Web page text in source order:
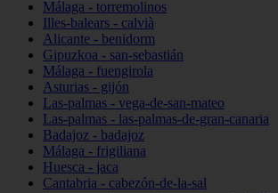
Málaga - torremolinos
Illes-balears - calvià
Alicante - benidorm
Gipuzkoa - san-sebastián
Málaga - fuengirola
Asturias - gijón
Las-palmas - vega-de-san-mateo
Las-palmas - las-palmas-de-gran-canaria
Badajoz - badajoz
Málaga - frigiliana
Huesca - jaca
Cantabria - cabezón-de-la-sal